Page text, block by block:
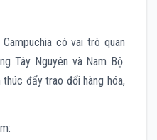
có vai trò quan
Tây Nguyên và Nam Bộ.
đẩy trao đổi hàng hóa,